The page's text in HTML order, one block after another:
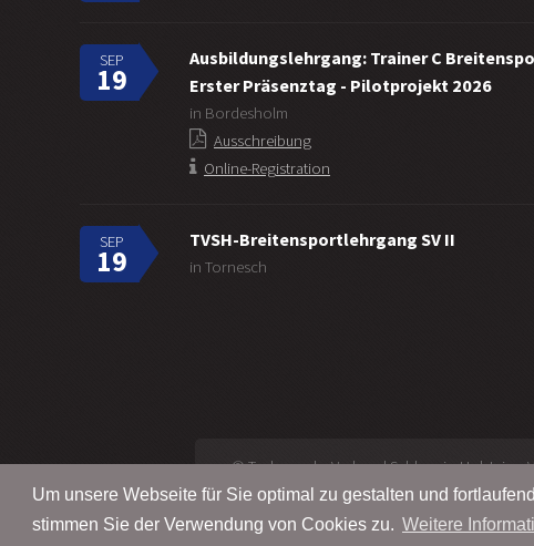
Um unsere Webseite für Sie optimal zu gestalten und
stimmen Sie der Verwendung von Cookies zu. Weitere
SEP
19
Ausbildungslehrgang: Trainer C
Erster Präsenztag - Pilotprojekt 2026
in Bordesholm
Ausschreibung
Online-Registration
SEP
19
TVSH-Breitensportlehrgang SV II
in Tornesch
© Taekwondo-Verband Schleswig-Holstein